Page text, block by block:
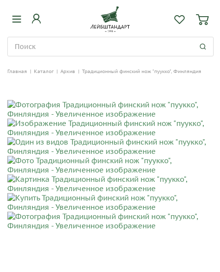
Главная | Каталог | Архив | Традиционный финский нож "пуукко", Финляндия